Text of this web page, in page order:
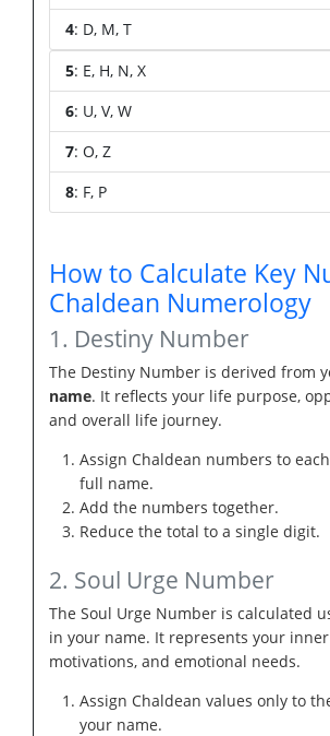
4: D, M, T
5: E, H, N, X
6: U, V, W
7: O, Z
8: F, P
How to Calculate Key
Chaldean Numerology
1. Destiny Number
The Destiny Number is derived from
name. It reflects your life purpose,
and overall life journey.
Assign Chaldean numbers to
full name.
Add the numbers together.
Reduce the total to a single digit.
2. Soul Urge Number
The Soul Urge Number is calculated
in your name. It represents your
motivations, and emotional needs.
Assign Chaldean values only to
your name.